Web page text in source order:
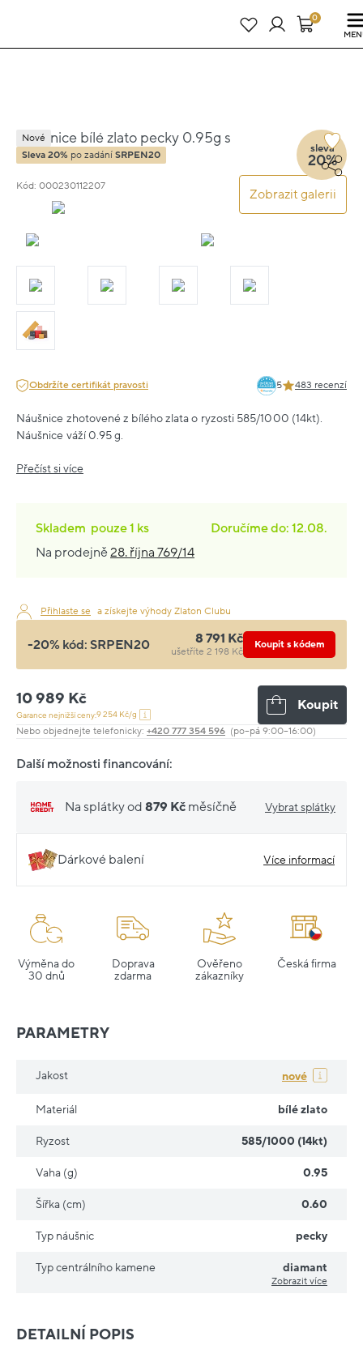
23 dní : 6h : 41m : 58s 0
Náušnice bílé zlato pecky 0.95g s
diamantem 0.090ct
Kód: 000230112207
Zobrazit galerii
Nové
Sleva 20% po zadání SRPEN20
sleva
20%
Obdržíte certifikát pravosti 5 483 recenzí
Náušnice zhotovené z bílého zlata o ryzosti 585/1000 (14kt).
Náušnice váží 0.95 g.
Přečíst si více
Skladem pouze1 ks
Doručíme do: 12.08.
Na prodejně28. října 769/14
Přihlaste se a získejte výhody Zlaton Clubu
-20% kód: SRPEN20 8 791 Kč
ušetříte 2 198 Kč
Koupit s kódem
10 989 Kč
Garance nejnižší ceny:9 254 Kč/g
Koupit
Nebo objednejte telefonicky: +420 777 354 596 (po–pá 9:00–16:00)
Další možnosti financování:
Na splátky od 879 Kč měsíčně Vybrat splátky
Dárkové balení Více informací
Výměna do
30 dnů
Doprava
zdarma
Ověřeno
zákazníky
Česká firma
DETAILNÍ POPIS
PARAMETRY
Jakost nové
Materiál bílé zlato
Ryzost 585/1000 (14kt)
Vaha (g) 0.95
Šířka (cm) 0.60
Typ náušnic pecky
Typ centrálního kamene diamant
Zobrazit více